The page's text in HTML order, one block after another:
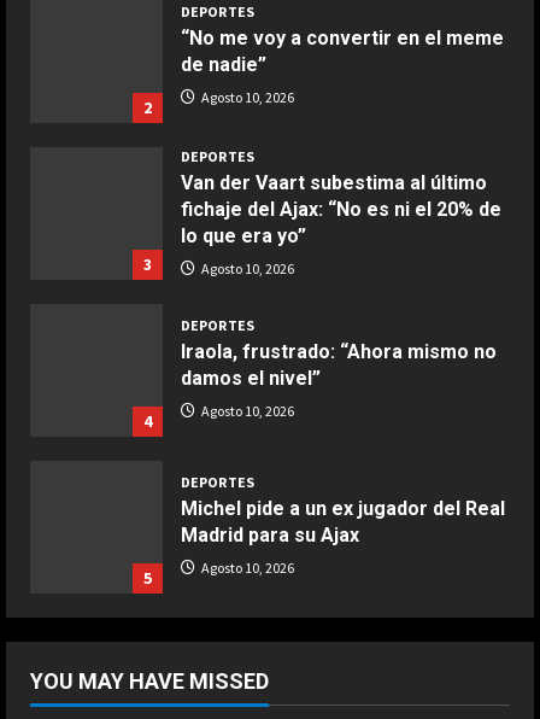
COCINA
Ensalada de espinacas deliciosa
COCINA
Boquerones fritos en freidora de
aire
COCINA
Buñuelos de alcachofas
5
COCINA
Ternera guisada con senderuelas
2
DEPORTES
“No me voy a convertir en el meme
de nadie”
Agosto 10, 2026
3
DEPORTES
Van der Vaart subestima al último
fichaje del Ajax: “No es ni el 20% de
lo que era yo”
Agosto 10, 2026
4
DEPORTES
Iraola, frustrado: “Ahora mismo no
damos el nivel”
Agosto 10, 2026
5
DEPORTES
Michel pide a un ex jugador del Real
Madrid para su Ajax
Agosto 10, 2026
encaja como un guante en el Bayer
Leverkusen
YOU MAY HAVE MISSED